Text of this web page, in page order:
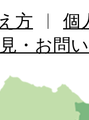
方
個
・お問